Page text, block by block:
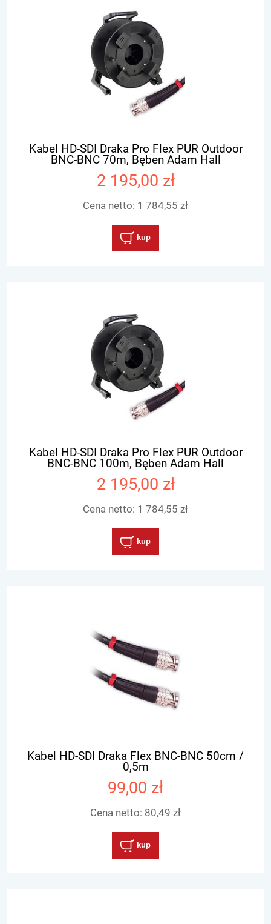
Kabel HD-SDI Draka Pro Flex PUR Outdoor
BNC-BNC 70m, Bęben Adam Hall
2 195,00 zł
Cena netto: 1 784,55 zł
kup
Kabel HD-SDI Draka Pro Flex PUR Outdoor
BNC-BNC 100m, Bęben Adam Hall
2 195,00 zł
Cena netto: 1 784,55 zł
kup
Kabel HD-SDI Draka Flex BNC-BNC 50cm /
0,5m
99,00 zł
Cena netto: 80,49 zł
kup